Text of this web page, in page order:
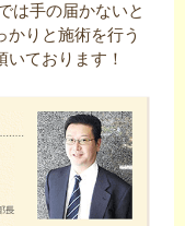
は手の届かないと
かりと施術を行う
ております！